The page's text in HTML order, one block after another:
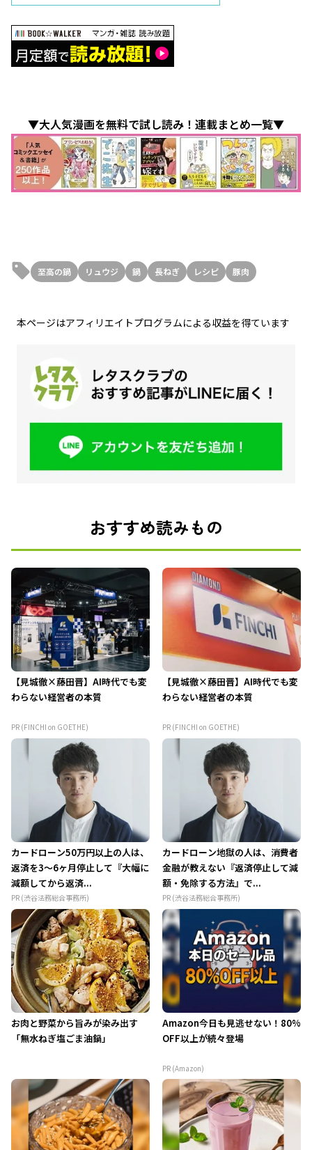
▼大人気漫画を無料で試し読み！連載まとめ一覧▼
至高の鍋 リュウジ 鍋 長ねぎ レシピ 豚肉
本ページはアフィリエイトプログラムによる収益を得ています
おすすめ読みもの
【見城徹×藤田晋】AI時代でも変
わらない経営者の本質
PR (FINCHI on GOETHE)
【見城徹×藤田晋】AI時代でも変
わらない経営者の本質
PR (FINCHI on GOETHE)
カードローン50万円以上の人は、
返済を3～6ヶ月停止して『大幅に
減額してから返済...
PR (渋谷法務総合事務所)
カードローン地獄の人は、消費者
金融が教えない『返済停止して減
額・免除する方法』で...
PR (渋谷法務総合事務所)
お肉と野菜から旨みが染み出す
「無水ねぎ塩ごま油鍋」
Amazon今日も見逃せない！80%
OFF以上が続々登場
PR (Amazon)